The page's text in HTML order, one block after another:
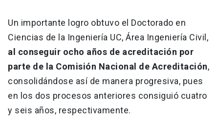
Un importante logro obtuvo el Doctorado en
Ciencias de la Ingeniería UC, Área Ingeniería Civil,
al conseguir ocho años de acreditación por
parte de la Comisión Nacional de Acreditación,
consolidándose así de manera progresiva, pues
en los dos procesos anteriores consiguió cuatro
y seis años, respectivamente.